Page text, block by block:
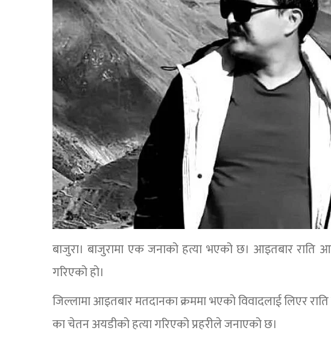
बाजुरा। बाजुरामा एक जनाको हत्या भएको छ। आइतबार राति
गरिएको हो।
जिल्लामा आइतबार मतदानका क्रममा भएको विवादलाई लिएर
का चेतन अयडीको हत्या गरिएको प्रहरीले जनाएको छ।